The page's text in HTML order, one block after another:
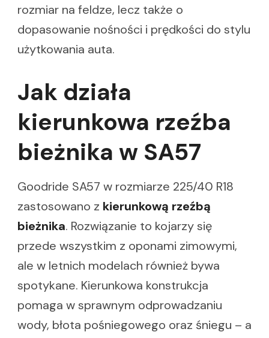
rozmiar na feldze, lecz także o
dopasowanie nośności i prędkości do stylu
użytkowania auta.
Jak działa
kierunkowa rzeźba
bieżnika w SA57
Goodride SA57 w rozmiarze 225/40 R18
zastosowano z kierunkową rzeźbą
bieżnika. Rozwiązanie to kojarzy się
przede wszystkim z oponami zimowymi,
ale w letnich modelach również bywa
spotykane. Kierunkowa konstrukcja
pomaga w sprawnym odprowadzaniu
wody, błota pośniegowego oraz śniegu – a